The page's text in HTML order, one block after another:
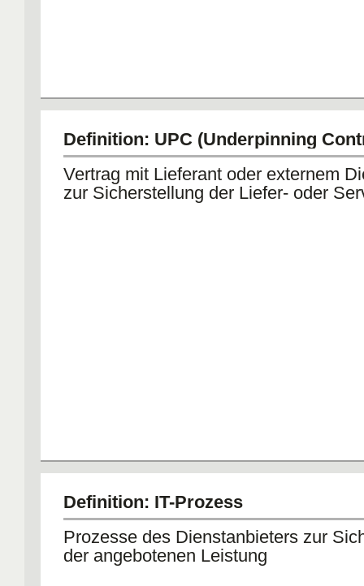
Definition: UPC (Underpinning
Vertrag mit Lieferant oder externem
zur Sicherstellung der Liefer- oder
Definition: IT-Prozess
Prozesse des Dienstanbieters zur
der angebotenen Leistung